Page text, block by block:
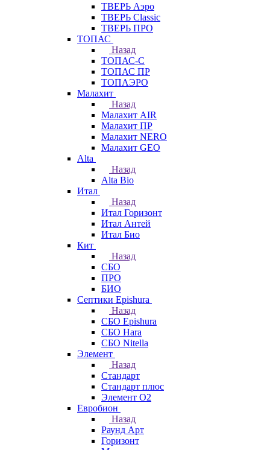
ТВЕРЬ Аэро
ТВЕРЬ Classic
ТВЕРЬ ПРО
ТОПАС
Назад
ТОПАС-С
ТОПАС ПР
ТОПАЭРО
Малахит
Назад
Малахит AIR
Малахит ПР
Малахит NERO
Малахит GEO
Alta
Назад
Alta Bio
Итал
Назад
Итал Горизонт
Итал Антей
Итал Био
Кит
Назад
СБО
ПРО
БИО
Септики Epishura
Назад
СБО Epishura
СБО Hara
СБО Nitella
Элемент
Назад
Стандарт
Стандарт плюс
Элемент О2
Евробион
Назад
Раунд Арт
Горизонт